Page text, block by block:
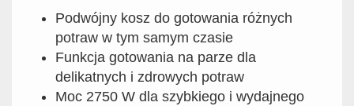
Podwójny kosz do gotowania różnych
potraw w tym samym czasie
Funkcja gotowania na parze dla
delikatnych i zdrowych potraw
Moc 2750 W dla szybkiego i wydajnego